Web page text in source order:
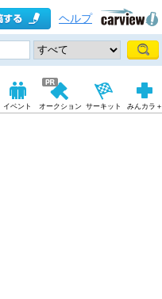
ヘルプ
イベント オークション サーキット みんカラ＋